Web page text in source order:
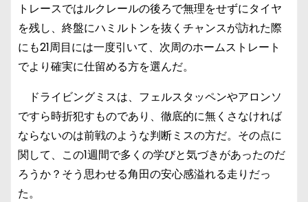
トレースではルクレールの後ろで無理をせずにタイヤ
を残し、終盤にハミルトンを抜くチャンスが訪れた際
にも21周目には一度引いて、次周のホームストレート
でより確実に仕留める方を選んだ。
ドライビングミスは、フェルスタッペンやアロンソ
ですら時折犯すものであり、徹底的に無くさなければ
ならないのは前戦のような判断ミスの方だ。その点に
関して、この1週間で多くの学びと気づきがあったのだ
ろうか？そう思わせる角田の安心感溢れる走りだっ
た。